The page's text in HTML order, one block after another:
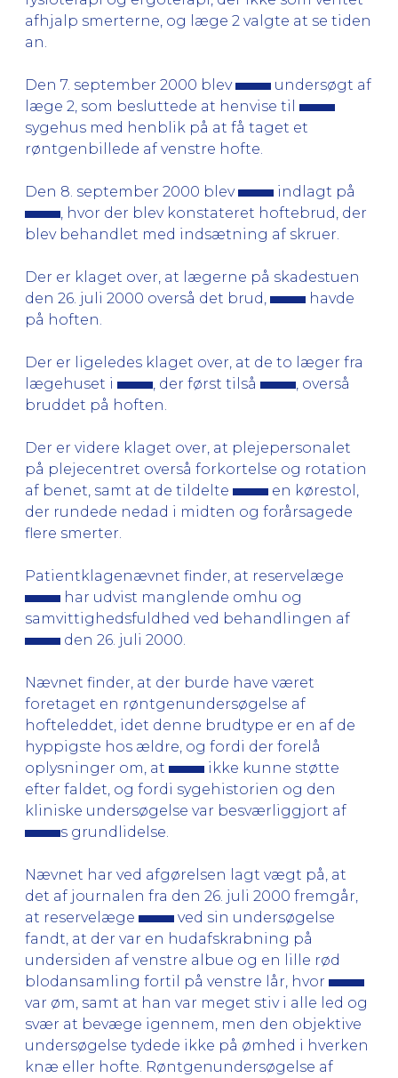
afhjalp smerterne, og læge 2 valgte at se tiden
an.
Den 7. september 2000 blev
undersøgt af
læge 2, som besluttede at henvise til
sygehus med henblik på at få taget et
røntgenbillede af venstre hofte.
Den 8. september 2000 blev
indlagt på
, hvor der blev konstateret hoftebrud, der
blev behandlet med indsætning af skruer.
Der er klaget over, at lægerne på skadestuen
den 26. juli 2000 overså det brud,
havde
på hoften.
Der er ligeledes klaget over, at de to læger fra
lægehuset i
, der først tilså
, overså
bruddet på hoften.
Der er videre klaget over, at plejepersonalet
på plejecentret overså forkortelse og rotation
af benet, samt at de tildelte
en kørestol,
der rundede nedad i midten og forårsagede
flere smerter.
Patientklagenævnet finder, at reservelæge
har udvist manglende omhu og
samvittighedsfuldhed ved behandlingen af
den 26. juli 2000.
Nævnet finder, at der burde have været
foretaget en røntgenundersøgelse af
hofteleddet, idet denne brudtype er en af de
hyppigste hos ældre, og fordi der forelå
oplysninger om, at
ikke kunne støtte
efter faldet, og fordi sygehistorien og den
kliniske undersøgelse var besværliggjort af
s grundlidelse.
Nævnet har ved afgørelsen lagt vægt på, at
det af journalen fra den 26. juli 2000 fremgår,
at reservelæge
ved sin undersøgelse
fandt, at der var en hudafskrabning på
undersiden af venstre albue og en lille rød
blodansamling fortil på venstre lår, hvor
var øm, samt at han var meget stiv i alle led og
svær at bevæge igennem, men den objektive
undersøgelse tydede ikke på ømhed i hverken
knæ eller hofte. Røntgenundersøgelse af